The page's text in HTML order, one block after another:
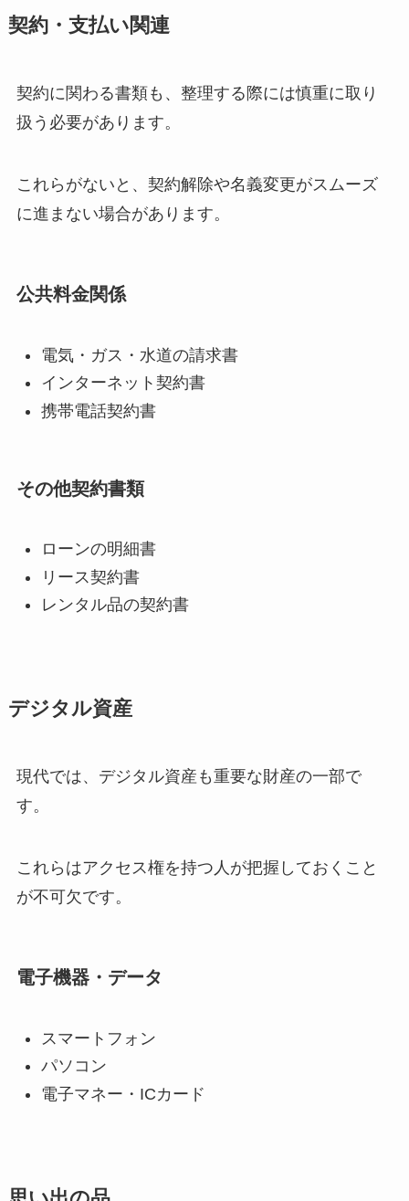
契約・支払い関連
契約に関わる書類も、整理する際には慎重に取り
扱う必要があります。
これらがないと、契約解除や名義変更がスムーズ
に進まない場合があります。
公共料金関係
電気・ガス・水道の請求書
インターネット契約書
携帯電話契約書
その他契約書類
ローンの明細書
リース契約書
レンタル品の契約書
デジタル資産
現代では、デジタル資産も重要な財産の一部で
す。
これらはアクセス権を持つ人が把握しておくこと
が不可欠です。
電子機器・データ
スマートフォン
パソコン
電子マネー・ICカード